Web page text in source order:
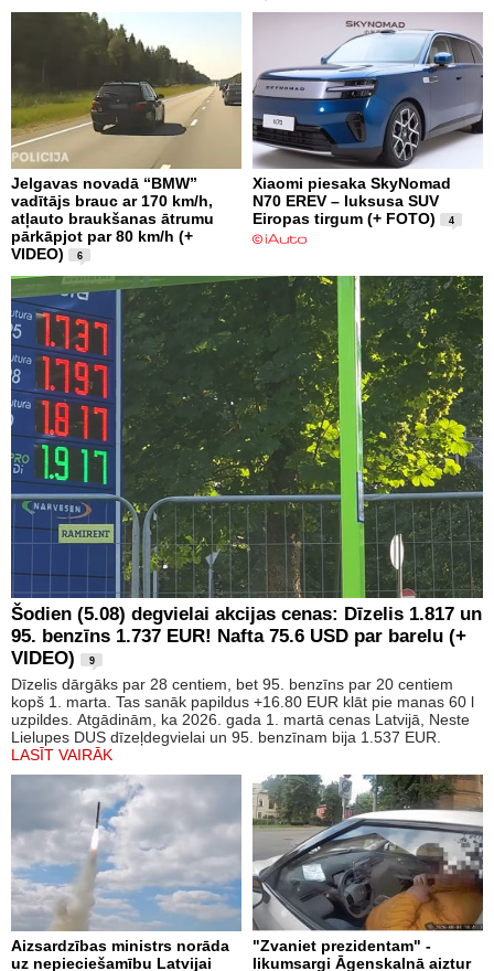
Jelgavas novadā “BMW”
vadītājs brauc ar 170 km/h,
atļauto braukšanas ātrumu
pārkāpjot par 80 km/h (+
VIDEO)
6
Xiaomi piesaka SkyNomad
N70 EREV – luksusa SUV
Eiropas tirgum (+ FOTO)
4
Šodien (5.08) degvielai akcijas cenas: Dīzelis 1.817 un
95. benzīns 1.737 EUR! Nafta 75.6 USD par barelu (+
VIDEO)
9
Dīzelis dārgāks par 28 centiem, bet 95. benzīns par 20 centiem
kopš 1. marta. Tas sanāk papildus +16.80 EUR klāt pie manas 60 l
uzpildes. Atgādinām, ka 2026. gada 1. martā cenas Latvijā, Neste
Lielupes DUS dīzeļdegvielai un 95. benzīnam bija 1.537 EUR.
LASĪT VAIRĀK
Aizsardzības ministrs norāda
uz nepieciešamību Latvijai
"Zvaniet prezidentam" -
likumsargi Āgenskalnā aiztur